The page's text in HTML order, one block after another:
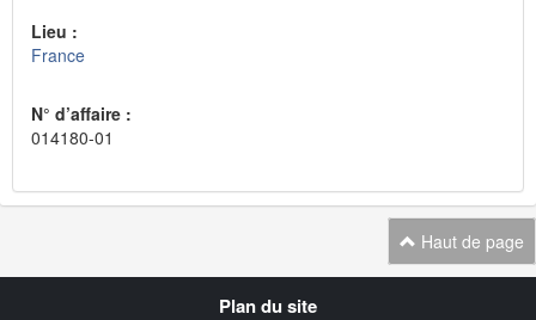
Lieu :
France
N° d’affaire :
014180-01
Haut de page
Plan du site